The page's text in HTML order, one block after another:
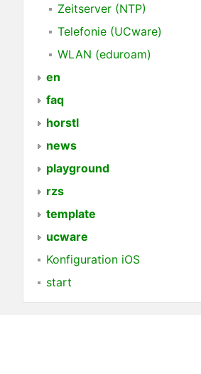
Zeitserver (NTP)
Telefonie (UCware)
WLAN (eduroam)
en
faq
horstl
news
playground
rzs
template
ucware
Konfiguration iOS
start